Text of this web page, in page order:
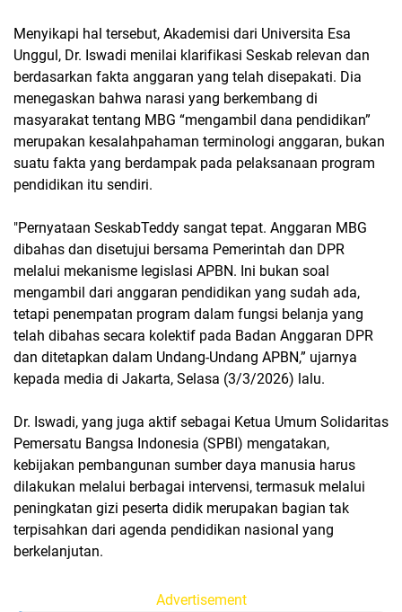
Menyikapi hal tersebut, Akademisi dari Universita Esa
Unggul, Dr. Iswadi menilai klarifikasi Seskab relevan dan
berdasarkan fakta anggaran yang telah disepakati. Dia
menegaskan bahwa narasi yang berkembang di
masyarakat tentang MBG “mengambil dana pendidikan”
merupakan kesalahpahaman terminologi anggaran, bukan
suatu fakta yang berdampak pada pelaksanaan program
pendidikan itu sendiri.
"Pernyataan SeskabTeddy sangat tepat. Anggaran MBG
dibahas dan disetujui bersama Pemerintah dan DPR
melalui mekanisme legislasi APBN. Ini bukan soal
mengambil dari anggaran pendidikan yang sudah ada,
tetapi penempatan program dalam fungsi belanja yang
telah dibahas secara kolektif pada Badan Anggaran DPR
dan ditetapkan dalam Undang-Undang APBN,” ujarnya
kepada media di Jakarta, Selasa (3/3/2026) lalu.
Dr. Iswadi, yang juga aktif sebagai Ketua Umum Solidaritas
Pemersatu Bangsa Indonesia (SPBI) mengatakan,
kebijakan pembangunan sumber daya manusia harus
dilakukan melalui berbagai intervensi, termasuk melalui
peningkatan gizi peserta didik merupakan bagian tak
terpisahkan dari agenda pendidikan nasional yang
berkelanjutan.
Advertisement